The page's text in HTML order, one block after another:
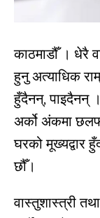
काठमाडौँ । धेरै
हुनु अत्याधिक
हुँदैनन्, पाइदैनन्
अर्को अंकमा
घरको मूख्यद्वार
छौँ।
वास्तुशास्त्री